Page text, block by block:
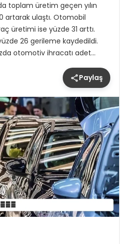
toplam üretim geçen yılın
artarak ulaştı. Otomobil
üretimi ise yüzde 31 arttı.
26 gerileme kaydedildi.
otomotiv ihracatı adet…
Paylaş